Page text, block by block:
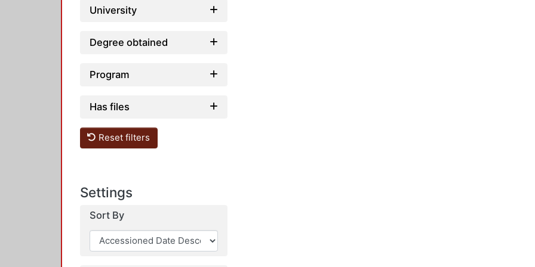
University
Degree obtained
Program
Has files
Reset filters
Settings
Sort By